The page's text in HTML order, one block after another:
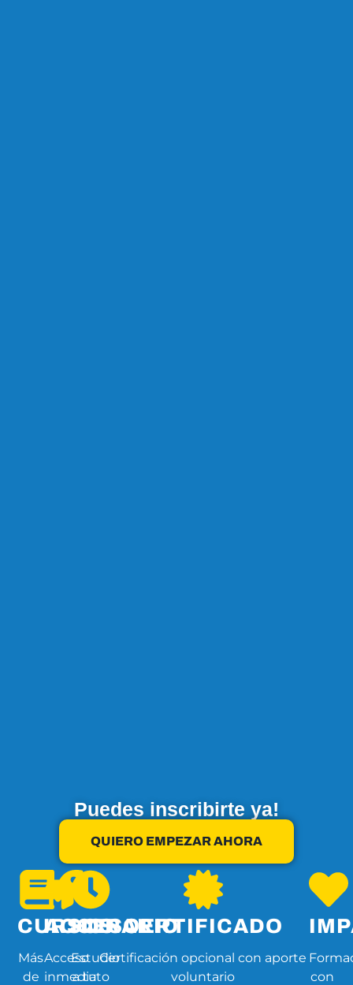
Puedes inscribirte ya!
QUIERO EMPEZAR AHORA
CURSOS
Más
de
ACCESO
Acceso
inmediato
HORARIO
Estudio
a tu
CERTIFICADO
Certificación opcional con aporte
voluntario
con